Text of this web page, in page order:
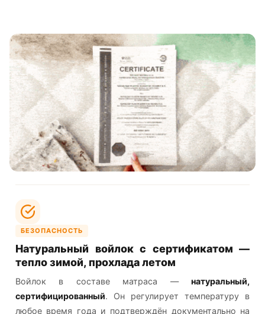
БЕЗОПАСНОСТЬ
Натуральный войлок с сертификатом —
тепло зимой, прохлада летом
Войлок в составе матраса — натуральный,
сертифицированный. Он регулирует температуру в
любое время года и подтверждён документально на